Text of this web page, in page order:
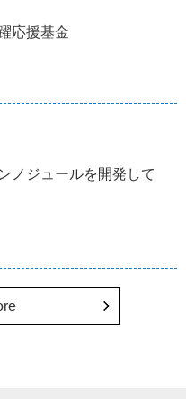
応援基金
ノジュールを開発して